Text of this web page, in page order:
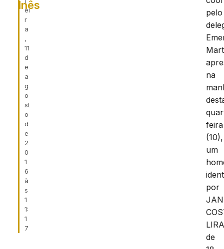
ei
r
a
,
11
d
e
a
g
o
st
o
d
e
2
0
1
6
à
s
1
1:
1
7
Inês
pelo
na
feira
(10),
um
por
de